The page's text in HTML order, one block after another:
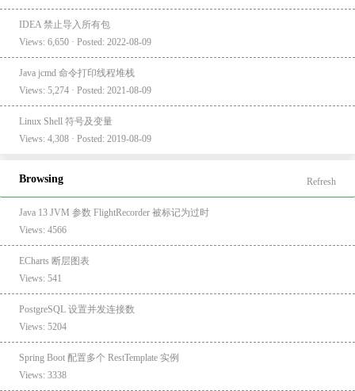
IDEA 禁止导入所有包
Views: 6,650 · Posted: 2022-08-09
Java jcmd 命令打印线程堆栈
Views: 5,274 · Posted: 2021-08-09
Linux Shell 符号及变量
Views: 4,308 · Posted: 2019-08-09
Browsing Refresh
Java 13 JVM 参数 FlightRecorder 被标记为过时
Views: 4566
ECharts 断层图表
Views: 541
PostgreSQL 设置并发连接数
Views: 5204
Spring Boot 配置多个 RestTemplate 实例
Views: 3338